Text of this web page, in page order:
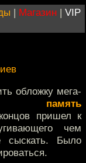
| Магазин | VIP
обложку мега-
память
пришел к
чем
сыскать. Было